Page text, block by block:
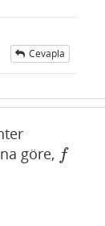
Cevapla
göre, f
f